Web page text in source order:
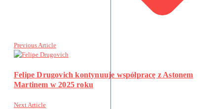
Previous Article
Felipe Drugovich kontynuuje współpracę z Astonem
Martinem w 2025 roku
Next Article